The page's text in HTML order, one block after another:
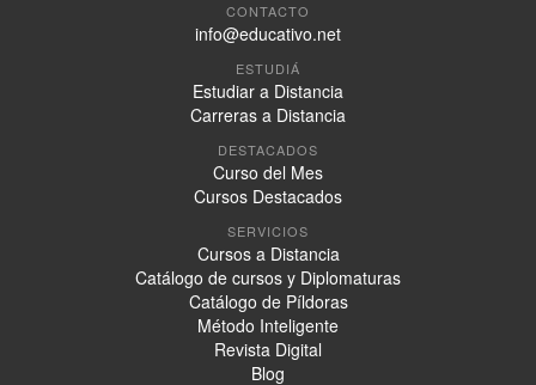
CONTACTO
info@educativo.net
ESTUDIÁ
Estudiar a Distancia
Carreras a Distancia
DESTACADOS
Curso del Mes
Cursos Destacados
SERVICIOS
Cursos a Distancia
Catálogo de cursos y Diplomaturas
Catálogo de Píldoras
Método Inteligente
Revista Digital
Blog